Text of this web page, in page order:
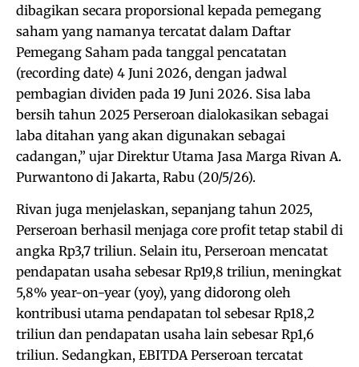
dibagikan secara proporsional kepada pemegang
saham yang namanya tercatat dalam Daftar
Pemegang Saham pada tanggal pencatatan
(recording date) 4 Juni 2026, dengan jadwal
pembagian dividen pada 19 Juni 2026. Sisa laba
bersih tahun 2025 Perseroan dialokasikan sebagai
laba ditahan yang akan digunakan sebagai
cadangan,” ujar Direktur Utama Jasa Marga Rivan A.
Purwantono di Jakarta, Rabu (20/5/26).
Rivan juga menjelaskan, sepanjang tahun 2025,
Perseroan berhasil menjaga core profit tetap stabil di
angka Rp3,7 triliun. Selain itu, Perseroan mencatat
pendapatan usaha sebesar Rp19,8 triliun, meningkat
5,8% year-on-year (yoy), yang didorong oleh
kontribusi utama pendapatan tol sebesar Rp18,2
triliun dan pendapatan usaha lain sebesar Rp1,6
triliun. Sedangkan, EBITDA Perseroan tercatat